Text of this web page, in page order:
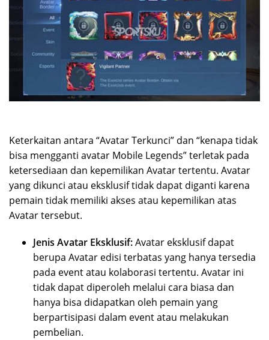
Keterkaitan antara “Avatar Terkunci” dan “kenapa tidak
bisa mengganti avatar Mobile Legends” terletak pada
ketersediaan dan kepemilikan Avatar tertentu. Avatar
yang dikunci atau eksklusif tidak dapat diganti karena
pemain tidak memiliki akses atau kepemilikan atas
Avatar tersebut.
Jenis Avatar Eksklusif:Avatar eksklusif dapat
berupa Avatar edisi terbatas yang hanya tersedia
pada event atau kolaborasi tertentu. Avatar ini
tidak dapat diperoleh melalui cara biasa dan
hanya bisa didapatkan oleh pemain yang
berpartisipasi dalam event atau melakukan
pembelian.